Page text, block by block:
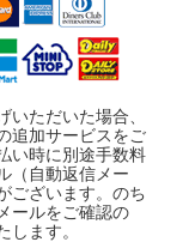
いただいた場合、
追加サービスをご
い時に別途手数料
（自動返信メー
ございます。のち
ールをご確認の
します。